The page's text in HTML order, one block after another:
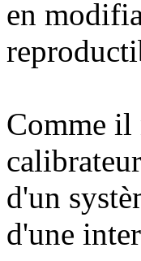
en
Comme il
d'un
d'une